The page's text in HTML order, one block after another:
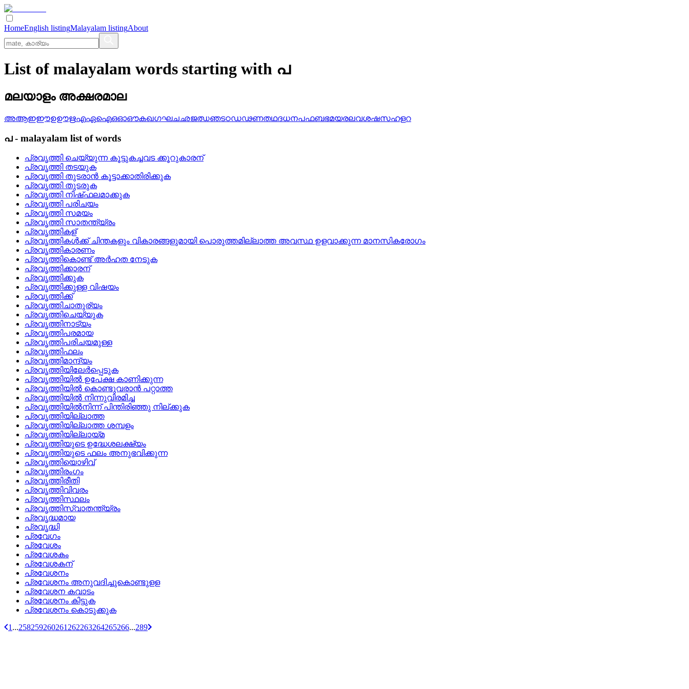
HomeEnglish listingMalayalam listingAbout
List of malayalam words starting with പ
മലയാളം അക്ഷരമാല
അആഇഈഉഊഋഎഏഐഒഓഔകഖഗഘചഛജഝഞടഠഡഢണതഥദധനപഫബഭമയരലവശഷസഹളറ
പ- malayalam list of words
പ്രവൃത്തി ചെയ്യുന്ന കൂട്ടുകച്ചവട ക്കൂറുകാരന്
പ്രവൃത്തി തടയുക
പ്രവൃത്തി തുടരാന്‍ കൂട്ടാക്കാതിരിക്കുക
പ്രവൃത്തി തുടരുക
പ്രവൃത്തി നിഷ്‌ഫലമാക്കുക
പ്രവൃത്തി പരിചയം
പ്രവൃത്തി സമയം
പ്രവൃത്തി സാതന്ത്യ്രം
പ്രവൃത്തികള്
പ്രവൃത്തികള്‍ക്ക്‌ ചിന്തകളും വികാരങ്ങളുമായി പൊരുത്തമില്ലാത്ത അവസ്ഥ ഉളവാക്കുന്ന മാനസികരോഗം
പ്രവൃത്തികാരണം
പ്രവൃത്തികൊണ്ട് അര്‍ഹത നേടുക
പ്രവൃത്തിക്കാരന്
പ്രവൃത്തിക്കുക
പ്രവൃത്തിക്കുള്ള വിഷയം
പ്രവൃത്തിക്ക്
പ്രവൃത്തിചാതുര്യം
പ്രവൃത്തിചെയ്യുക
പ്രവൃത്തിനാട്യം
പ്രവൃത്തിപരമായ
പ്രവൃത്തിപരിചയമുള്ള
പ്രവൃത്തിഫലം
പ്രവൃത്തിമാന്ദ്യം
പ്രവൃത്തിയിലേര്‍പ്പെടുക
പ്രവൃത്തിയില്‍ ഉപേക്ഷ കാണിക്കുന്ന
പ്രവൃത്തിയില്‍ കൊണ്ടുവരാന്‍ പറ്റാത്ത
പ്രവൃത്തിയില്‍ നിന്നുവിരമിച്ച
പ്രവൃത്തിയില്‍നിന്ന്‌ പിന്തിരിഞ്ഞു നില്‌ക്കുക
പ്രവൃത്തിയില്ലാത്ത
പ്രവൃത്തിയില്ലാത്ത ശമ്പളം
പ്രവൃത്തിയില്ലായ്‌മ
പ്രവൃത്തിയുടെ ഉദ്ധേശലക്ഷ്യം
പ്രവൃത്തിയുടെ ഫലം അനുഭവിക്കുന്ന
പ്രവൃത്തിയൊഴിവ്
പ്രവൃത്തിരംഗം
പ്രവൃത്തിരീതി
പ്രവൃത്തിവിവരം
പ്രവൃത്തിസ്ഥലം
പ്രവൃത്തിസ്വാതന്ത്യ്രം
പ്രവൃദ്ധമായ
പ്രവൃദ്ധി
പ്രവേഗം
പ്രവേശം
പ്രവേശകം
പ്രവേശകന്
പ്രവേശനം
പ്രവേശനം അനുവദിച്ചുകൊണ്ടുളള
പ്രവേശന കവാടം
പ്രവേശനം കിട്ടുക
പ്രവേശനം കൊടുക്കുക
1 ...258259260261 262263264265266...289